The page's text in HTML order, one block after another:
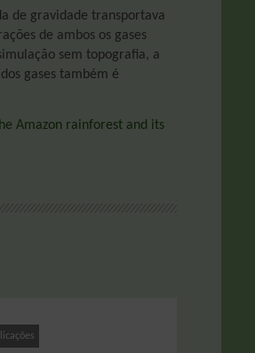
de gravidade transportava
de ambos os gases
sem topografia, a
gases também é
Amazon rainforest and its